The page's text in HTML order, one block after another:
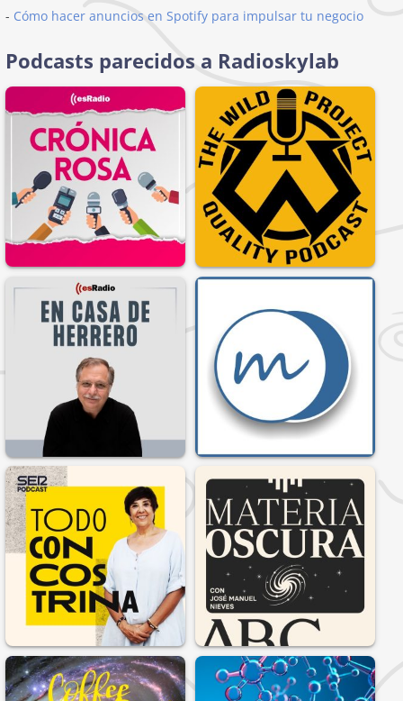
- Cómo hacer anuncios en Spotify para impulsar tu negocio
Podcasts parecidos a Radioskylab